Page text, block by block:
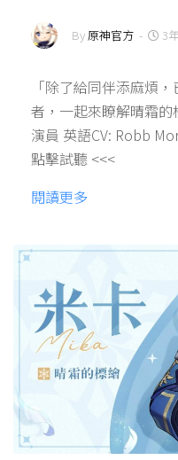
By原神官方 - 3
「除了給同伴添麻煩
者，一起來瞭解晴霜
演員 英語CV: Robb
點擊試聽 <<<
閱讀更多